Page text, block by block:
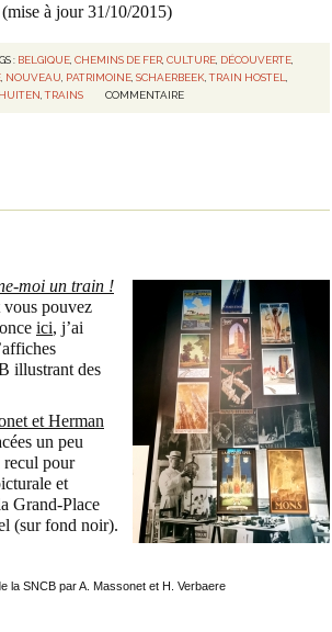
(mise à jour 31/10/2015)
: BELGIQUE, CHEMINS DE FER, CULTURE, DÉCOUVERTE,
, NOUVEAU, PATRIMOINE,SCHAERBEEK,TRAIN HOSTEL,
,TRAINS COMMENTAIRE
moi un train !
pouvez
ici, j’ai
illustrant des
et Herman
un peu
recul pour
et
Grand-Place
(sur fond noir).
la SNCB par A. Massonet et H. Verbaere